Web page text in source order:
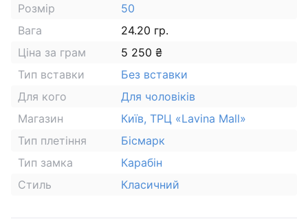
Розмір
50
Вага
24.20 гр.
Ціна за грам
5 250 ₴
Тип вставки
Без вставки
Для кого
Для чоловіків
Магазин
Київ, ТРЦ «Lavina Mall»
Тип плетіння
Бісмарк
Тип замка
Карабін
Стиль
Класичний